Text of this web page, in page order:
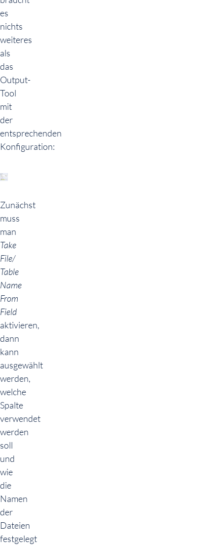
es
nichts
weiteres
als
das
Output-
Tool
mit
der
entsprechenden
Konfiguration:
Zunächst
muss
man
Take
File/
Table
Name
From
Field
aktivieren,
dann
kann
ausgewählt
werden,
welche
Spalte
verwendet
werden
soll
und
wie
die
Namen
der
Dateien
festgelegt